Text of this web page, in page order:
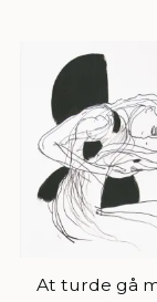
At turde gå